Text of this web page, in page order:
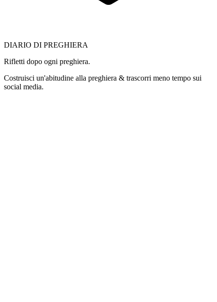
DIARIO DI PREGHIERA
Rifletti dopo ogni preghiera.
Costruisci un'abitudine alla preghiera & trascorri meno tempo sui
social media.